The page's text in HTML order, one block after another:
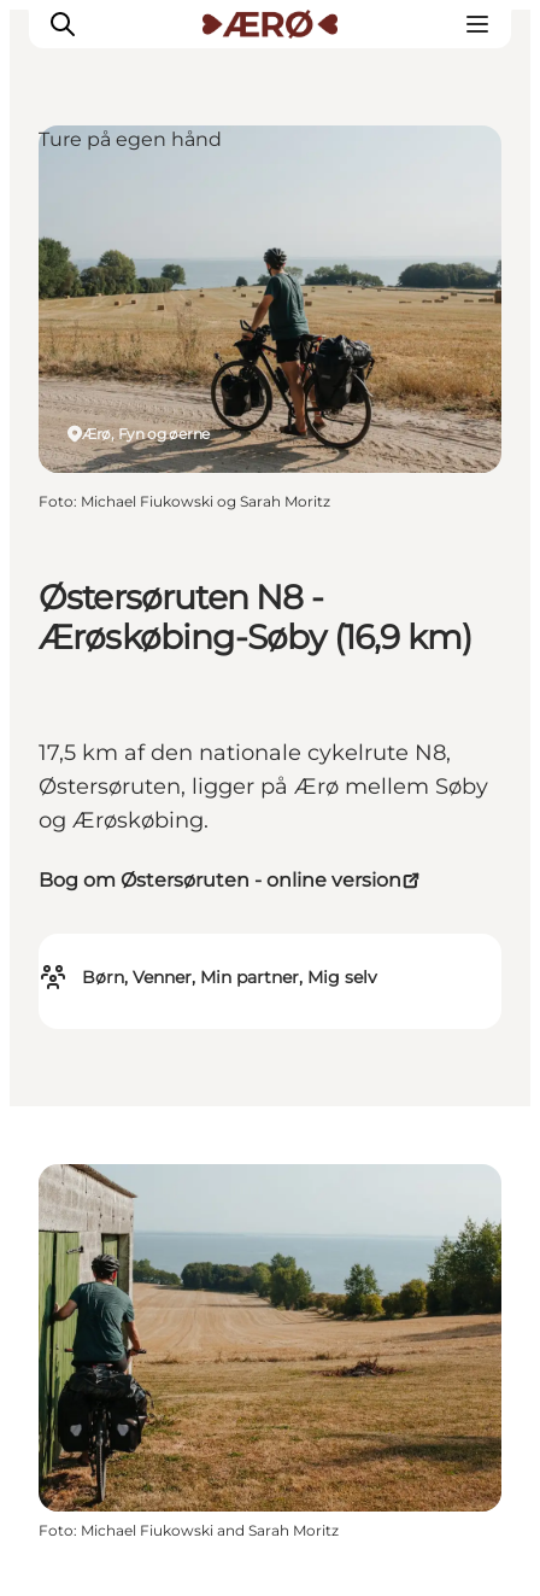
Spisesteder
Oplevelser
Events
Planlæg ferien
Østersøruten N8 -
Ærøskøbing-Søby (16,9 km)
17,5 km af den nationale cykelrute N8,
Østersøruten, ligger på Ærø mellem Søby
og Ærøskøbing.
Bog om Østersøruten - online version
Børn, Venner, Min partner, Mig selv
Ærø, Fyn og øerne
Ture på egen hånd
Foto: Michael Fiukowski og Sarah Moritz
Foto: Michael Fiukowski and Sarah Moritz